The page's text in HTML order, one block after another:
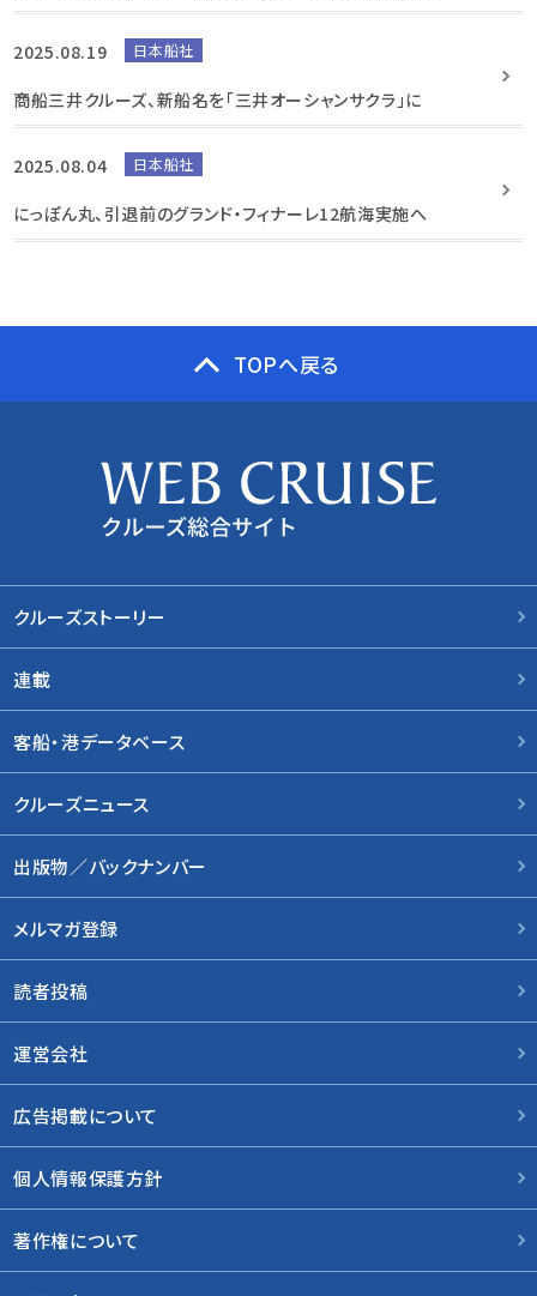
2025.08.19 日本船社
商船三井クルーズ、新船名を「三井オーシャンサクラ」に
2025.08.04 日本船社
にっぽん丸、引退前のグランド・フィナーレ12航海実施へ
TOPへ戻る
クルーズストーリー
連載
客船・港データベース
クルーズニュース
出版物／バックナンバー
メルマガ登録
読者投稿
運営会社
広告掲載について
個人情報保護方針
著作権について